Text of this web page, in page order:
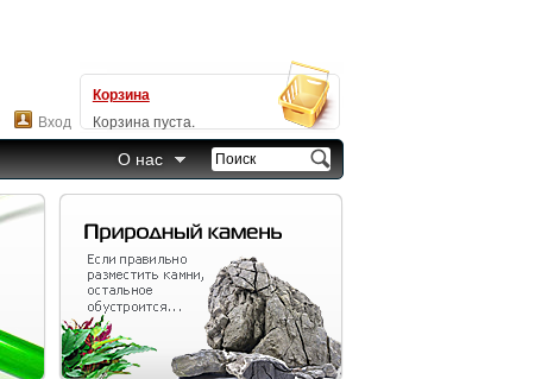
Корзина
Корзина пуста.
Вход
О нас